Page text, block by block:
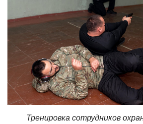
Тренировка сотрудников